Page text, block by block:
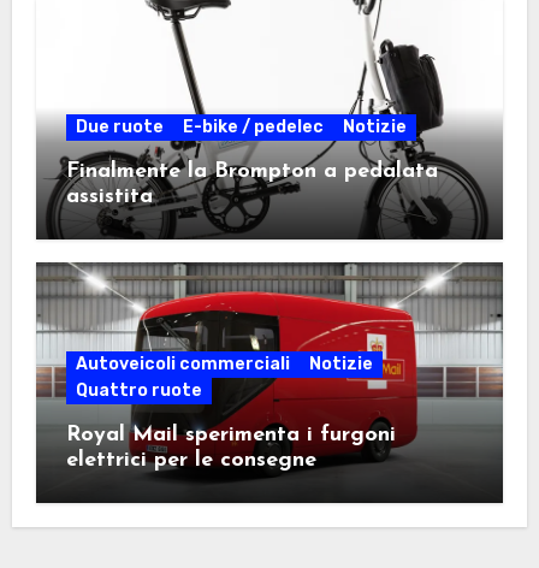
Due ruote E-bike / pedelec Notizie
Finalmente la Brompton a pedalata
assistita
Autoveicoli commerciali
Notizie
Quattro ruote
Royal Mail sperimenta i furgoni
elettrici per le consegne